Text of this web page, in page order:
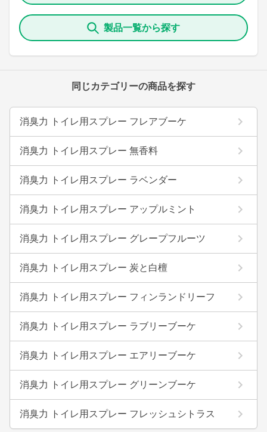
製品一覧から探す
同じカテゴリーの商品を探す
消臭力 トイレ用スプレー フレアブーケ
消臭力 トイレ用スプレー 無香料
消臭力 トイレ用スプレー ラベンダー
消臭力 トイレ用スプレー アップルミント
消臭力 トイレ用スプレー グレープフルーツ
消臭力 トイレ用スプレー 炭と白檀
消臭力 トイレ用スプレー フィンランドリーフ
消臭力 トイレ用スプレー ラブリーブーケ
消臭力 トイレ用スプレー エアリーブーケ
消臭力 トイレ用スプレー グリーンブーケ
消臭力 トイレ用スプレー フレッシュシトラス